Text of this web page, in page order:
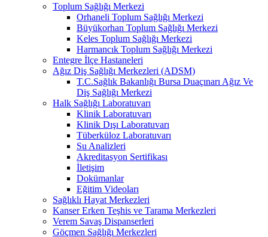
Toplum Sağlığı Merkezi
Orhaneli Toplum Sağlığı Merkezi
Büyükorhan Toplum Sağlığı Merkezi
Keles Toplum Sağlığı Merkezi
Harmancık Toplum Sağlığı Merkezi
Entegre İlçe Hastaneleri
Ağız Diş Sağlığı Merkezleri (ADSM)
T.C.Sağlık Bakanlığı Bursa Duaçınarı Ağız Ve
Diş Sağlığı Merkezi
Halk Sağlığı Laboratuvarı
Klinik Laboratuvarı
Klinik Dışı Laboratuvarı
Tüberküloz Laboratuvarı
Su Analizleri
Akreditasyon Sertifikası
İletişim
Dokümanlar
Eğitim Videoları
Sağlıklı Hayat Merkezleri
Kanser Erken Teşhis ve Tarama Merkezleri
Verem Savaş Dispanserleri
Göçmen Sağlığı Merkezleri